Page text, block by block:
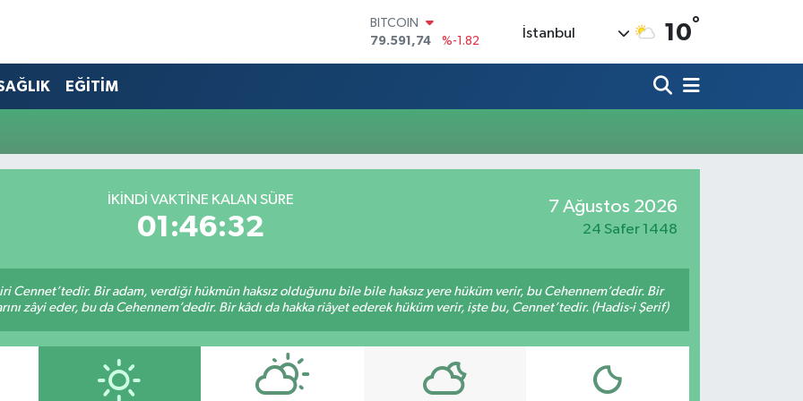
BITCOIN
79.591,74
%-1.82
53,38690
%0.19
İstanbul 10°
EĞİTİM
İKINDI VAKTİNE KALAN SÜRE
01:46:32
7 Ağustos 2026
24 Safer 1448
Cennet’tedir. Bir adam, verdiği hükmün haksız olduğunu bile bile haksız yere hüküm verir, bu Cehennem’dedir. Bir
zâyi eder, bu da Cehennem’dedir. Bir kâdı da hakka riâyet ederek hüküm verir, işte bu, Cennet’tedir. (Hadis-i Şerif)